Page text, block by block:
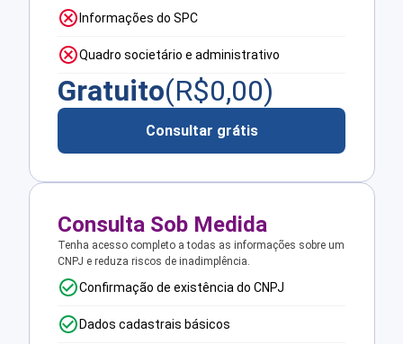
Informações do SPC
Quadro societário e administrativo
Gratuito(R$0,00)
Consultar grátis
Consulta Sob Medida
Tenha acesso completo a todas as informações sobre um
CNPJ e reduza riscos de inadimplência.
Confirmação de existência do CNPJ
Dados cadastrais básicos